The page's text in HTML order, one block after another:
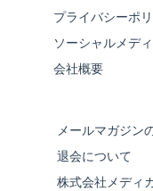
プライバシーポ
ソーシャルメデ
会社概要
メールマガジン
退会について
株式会社メディ